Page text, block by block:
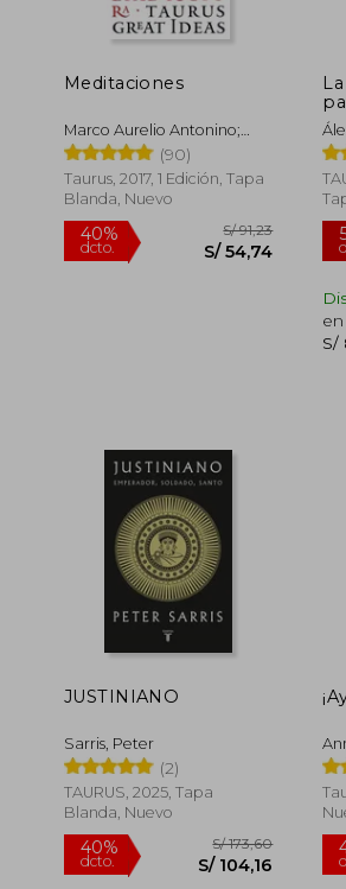
S/ 96,59
Meditaciones
Marco Aurelio Antonino;
Marco Aurelio(90)
Taurus, 2017, 1 Edición, Tapa
Blanda, Nuevo
dcto.
S/
JUSTINIANO
Sarris, Peter
(2)
TAURUS, 2025, Tapa
Blanda, Nuevo